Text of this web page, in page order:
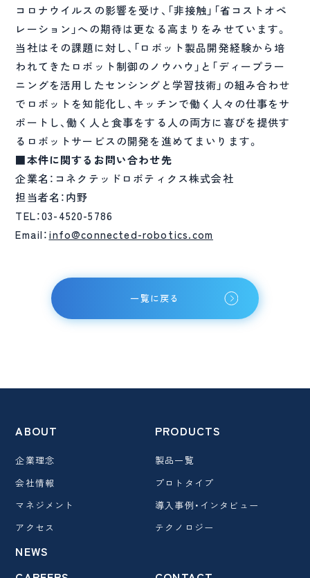
コロナウイルスの影響を受け、「非接触」「省コストオペ
レーション」への期待は更なる高まりをみせています。
当社はその課題に対し、「ロボット製品開発経験から培
われてきたロボット制御のノウハウ」と「ディープラー
ニングを活用したセンシングと学習技術」の組み合わせ
でロボットを知能化し、キッチンで働く人々の仕事をサ
ポートし、働く人と食事をする人の両方に喜びを提供す
るロボットサービスの開発を進めてまいります。
■本件に関するお問い合わせ先
企業名：コネクテッドロボティクス株式会社
担当者名：内野
TEL：03-4520-5786
Email：info@connected-robotics.com
一覧に戻る
ABOUT
企業理念
会社情報
マネジメント
アクセス
PRODUCTS
製品一覧
プロトタイプ
導入事例・インタビュー
テクノロジー
NEWS